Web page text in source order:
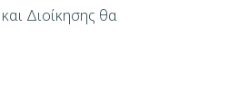
Διοίκησης θα